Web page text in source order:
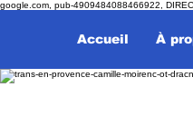
google.com, pub-4909484088466922,
Accueil À